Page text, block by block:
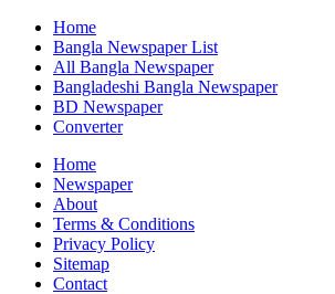
Skip
content
Home
Bangla Newspaper List
All Bangla Newspaper
Bangladeshi Bangla Newspaper
BD Newspaper
Converter
Home
Newspaper
About
Terms & Conditions
Privacy Policy
Sitemap
Contact